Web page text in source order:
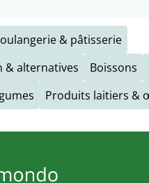
& pâtisserie
& alternatives
Boissons
Produits laitiers &